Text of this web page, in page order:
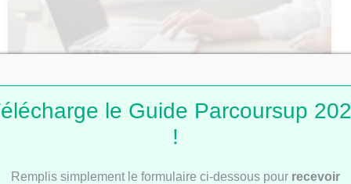
Comment faire une fiche de révision ?
le Guide Parcoursup
!
Remplis simplement le formulaire ci-dessous pour recevoir